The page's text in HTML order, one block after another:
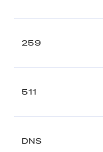
259
511
DNS